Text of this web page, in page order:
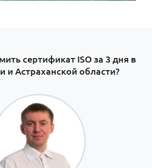
сертификат ISO за 3 дня в
и Астраханской области?